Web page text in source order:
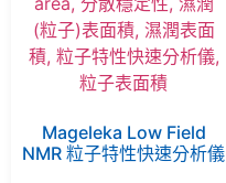
Mageleka Low Field
NMR 粒子特性快速分析儀